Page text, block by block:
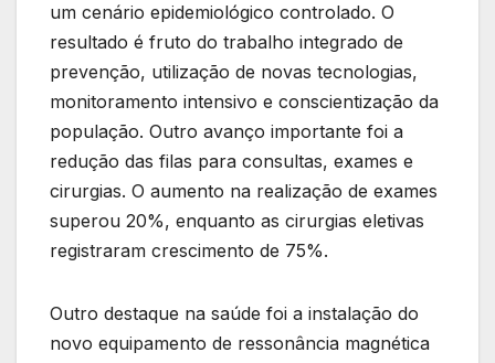
um cenário epidemiológico controlado. O
resultado é fruto do trabalho integrado de
prevenção, utilização de novas tecnologias,
monitoramento intensivo e conscientização da
população. Outro avanço importante foi a
redução das filas para consultas, exames e
cirurgias. O aumento na realização de exames
superou 20%, enquanto as cirurgias eletivas
registraram crescimento de 75%.
Outro destaque na saúde foi a instalação do
novo equipamento de ressonância magnética